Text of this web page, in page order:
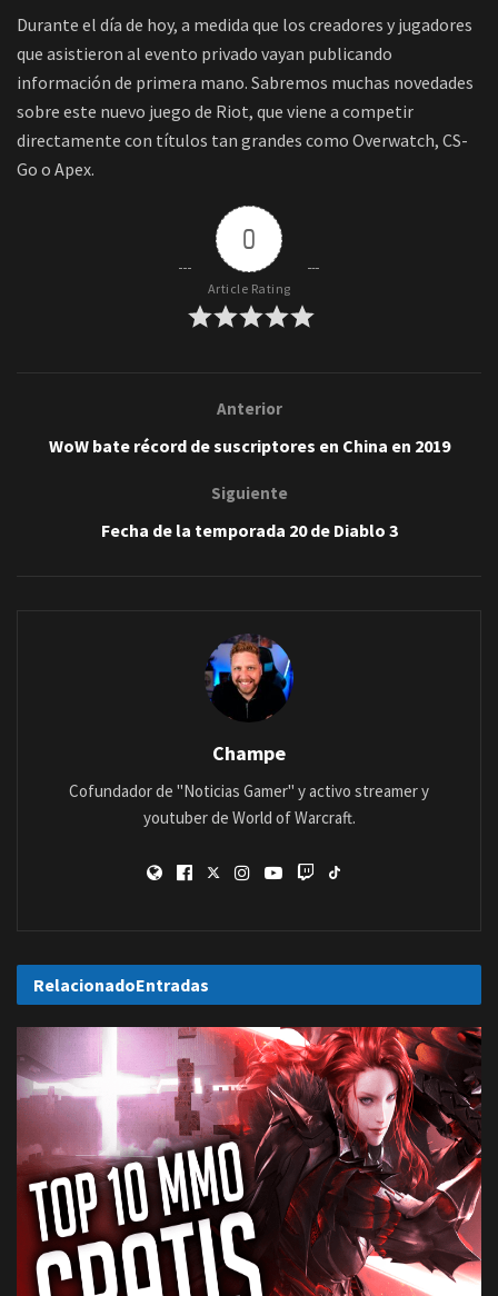
Durante el día de hoy, a medida que los creadores y jugadores
que asistieron al evento privado vayan publicando
información de primera mano. Sabremos muchas novedades
sobre este nuevo juego de Riot, que viene a competir
directamente con títulos tan grandes como Overwatch, CS-
Go o Apex.
0
Article Rating
Anterior
WoW bate récord de suscriptores en China en 2019
Siguiente
Fecha de la temporada 20 de Diablo 3
Champe
Cofundador de "Noticias Gamer" y activo streamer y
youtuber de World of Warcraft.
RelacionadoEntradas